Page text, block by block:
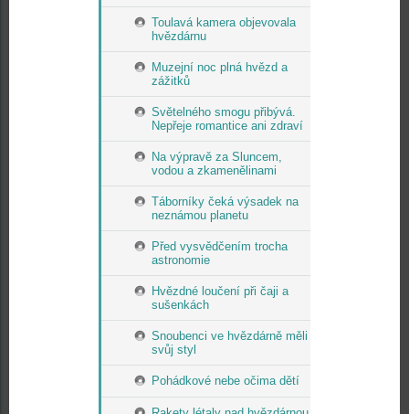
Toulavá kamera objevovala
hvězdárnu
Muzejní noc plná hvězd a
zážitků
Světelného smogu přibývá.
Nepřeje romantice ani zdraví
Na výpravě za Sluncem,
vodou a zkamenělinami
Táborníky čeká výsadek na
neznámou planetu
Před vysvědčením trocha
astronomie
Hvězdné loučení při čaji a
sušenkách
Snoubenci ve hvězdárně měli
svůj styl
Pohádkové nebe očima dětí